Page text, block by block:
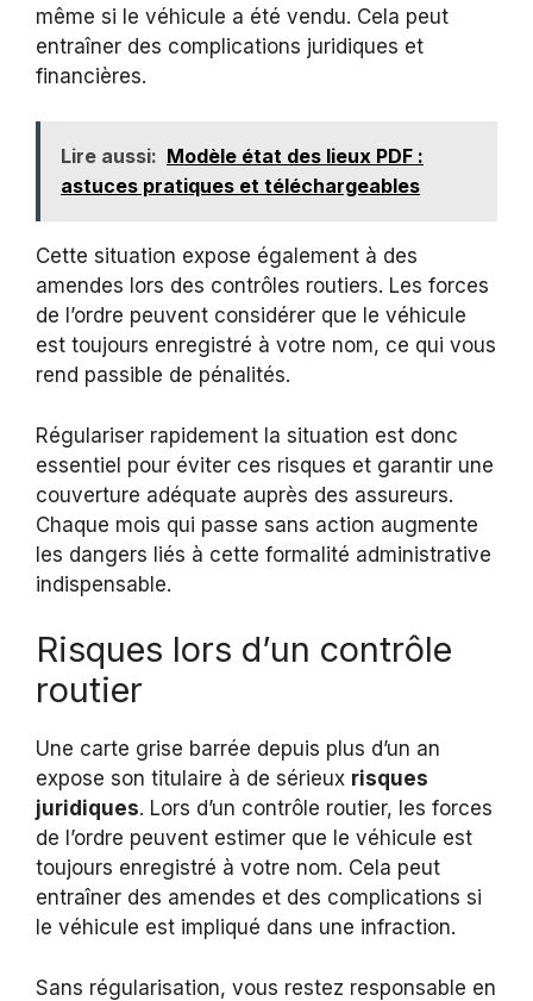
même si le véhicule a été vendu. Cela peut
entraîner des complications juridiques et
financières.
Lire aussi: Modèle état des lieux PDF :
astuces pratiques et téléchargeables
Cette situation expose également à des
amendes lors des contrôles routiers. Les forces
de l’ordre peuvent considérer que le véhicule
est toujours enregistré à votre nom, ce qui vous
rend passible de pénalités.
Régulariser rapidement la situation est donc
essentiel pour éviter ces risques et garantir une
couverture adéquate auprès des assureurs.
Chaque mois qui passe sans action augmente
les dangers liés à cette formalité administrative
indispensable.
Risques lors d’un contrôle
routier
Une carte grise barrée depuis plus d’un an
expose son titulaire à de sérieux risques
juridiques. Lors d’un contrôle routier, les forces
de l’ordre peuvent estimer que le véhicule est
toujours enregistré à votre nom. Cela peut
entraîner des amendes et des complications si
le véhicule est impliqué dans une infraction.
Sans régularisation, vous restez responsable en